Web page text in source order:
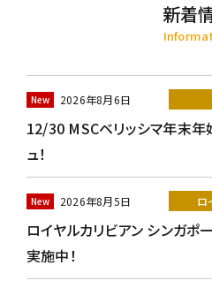
新着
2026年8月6日
12/30 MSCベリッシマ年末年
ュ！
2026年8月5日 ロ
ロイヤルカリビアン シンガポ
実施中！